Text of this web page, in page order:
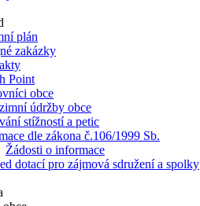
plán
zakázky
Point
obce
údržby obce
stížností a petic
dle zákona č.106/1999 Sb.
Žádosti o informace
dotací pro zájmová sdružení a spolky